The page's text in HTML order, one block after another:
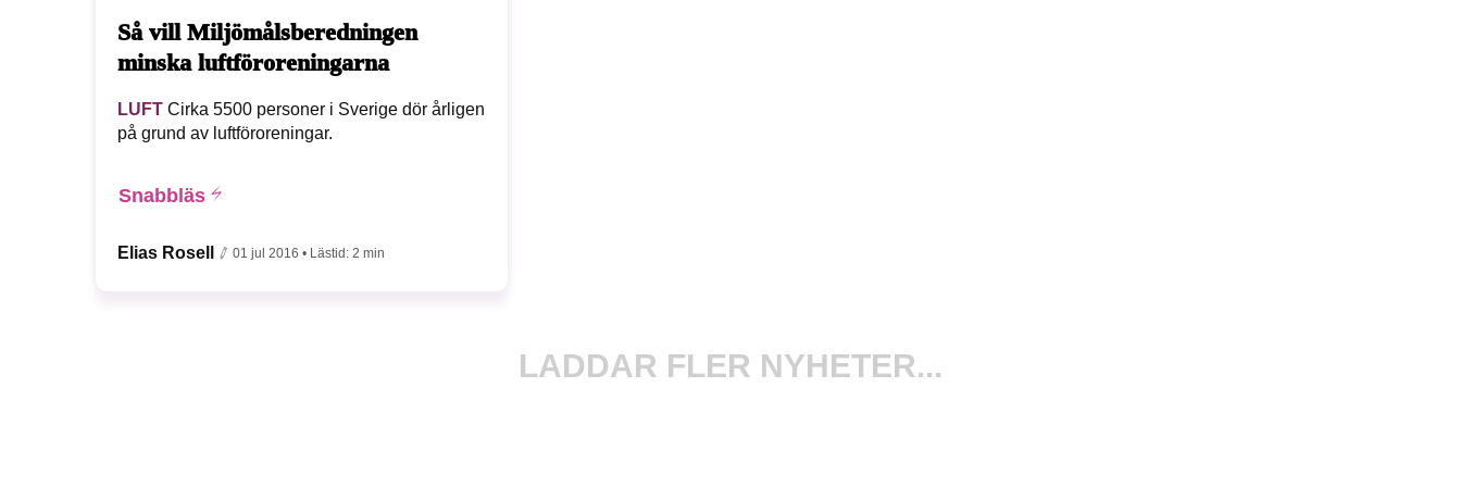
Så vill Miljömålsberedningen
minska luftföroreningarna
LUFT Cirka 5500 personer i Sverige dör årligen
på grund av luftföroreningar.
Snabbläs
Elias Rosell 01 jul 2016 • Lästid: 2 min
LADDAR FLER NYHETER...